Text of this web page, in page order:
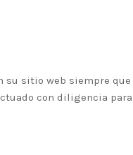
su sitio web siempre
con diligencia